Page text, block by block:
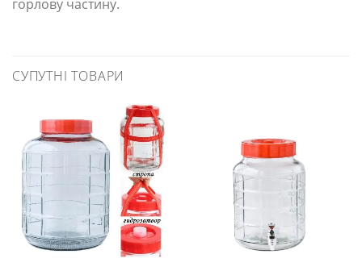
горлову частину.
СУПУТНІ ТОВАРИ